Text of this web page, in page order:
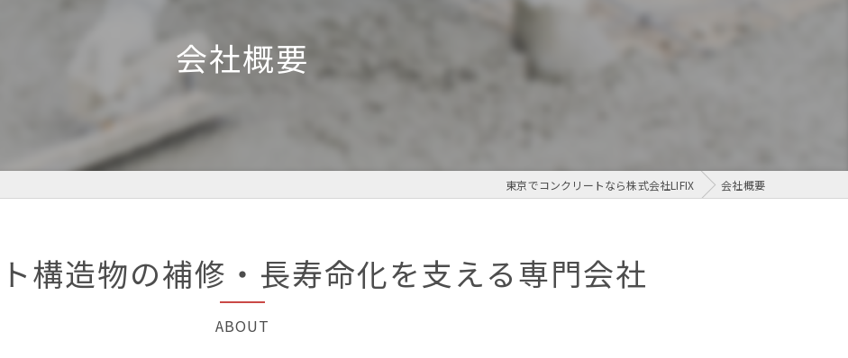
会社概要
東京でコンクリートなら株式会社LIFIX 会社概要
構造物の補修・長寿命化を支える専門会社
ABOUT